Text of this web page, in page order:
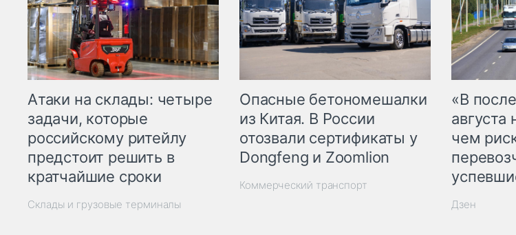
Атаки на склады: четыре
задачи, которые
российскому ритейлу
предстоит решить в
кратчайшие сроки
Склады и грузовые терминалы
Опасные бетономешалки
из Китая. В России
отозвали сертификаты у
Dongfeng и Zoomlion
Коммерческий транспорт
«В
августа
чем
Дзен